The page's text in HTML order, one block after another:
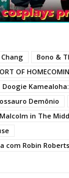
Bono &
OF
Doogie
Demônio
Malcolm in The
com Robin Roberts